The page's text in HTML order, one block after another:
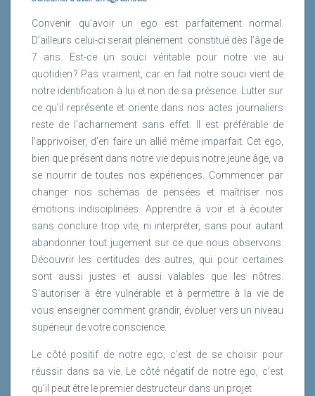
Convenir qu’avoir un ego est parfaitement normal.
D’ailleurs celui-ci serait pleinement constitué dès l’âge de
7 ans. Est-ce un souci véritable pour notre vie au
quotidien ? Pas vraiment, car en fait notre souci vient de
notre identification à lui et non de sa présence. Lutter sur
ce qu’il représente et oriente dans nos actes journaliers
reste de l’acharnement sans effet. Il est préférable de
l’apprivoiser, d’en faire un allié même imparfait. Cet ego,
bien que présent dans notre vie depuis notre jeune âge, va
se nourrir de toutes nos expériences. Commencer par
changer nos schémas de pensées et maîtriser nos
émotions indisciplinées. Apprendre à voir et à écouter
sans conclure trop vite, ni interpréter, sans pour autant
abandonner tout jugement sur ce que nous observons.
Découvrir les certitudes des autres, qui pour certaines
sont aussi justes et aussi valables que les nôtres.
S’autoriser à être vulnérable et à permettre à la vie de
vous enseigner comment grandir, évoluer vers un niveau
supérieur de votre conscience.
Le côté positif de notre ego, c’est de se choisir pour
réussir dans sa vie. Le côté négatif de notre ego, c’est
qu’il peut être le premier destructeur dans un projet